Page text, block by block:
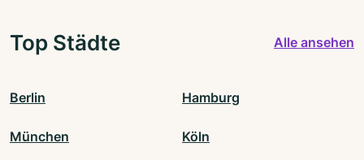
Top Städte Alle ansehen
Berlin Hamburg
München Köln